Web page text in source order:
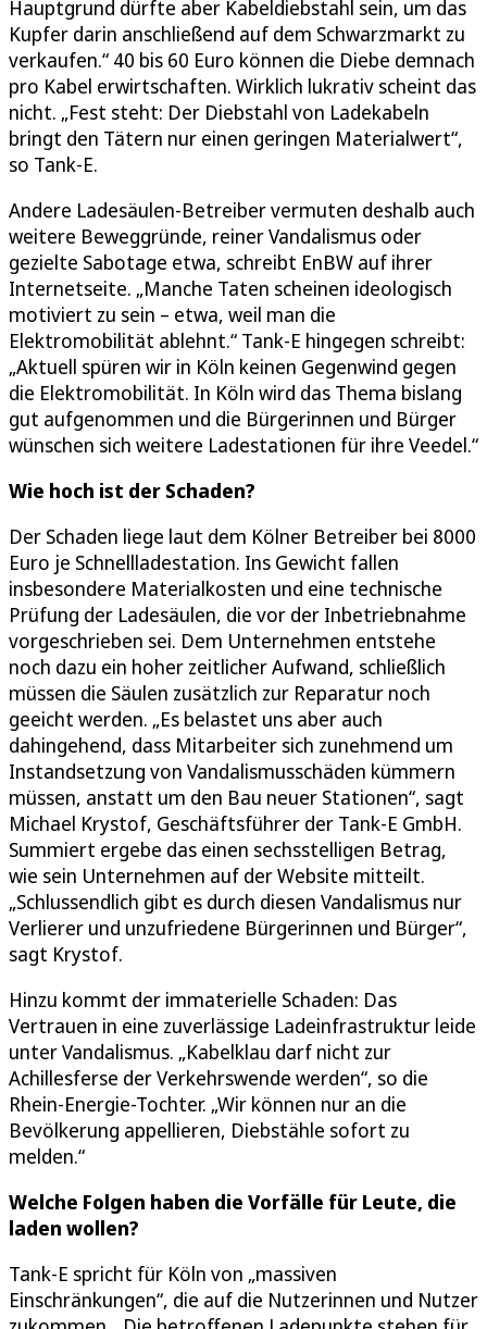
Hauptgrund dürfte aber Kabeldiebstahl sein, um das
Kupfer darin anschließend auf dem Schwarzmarkt zu
verkaufen.“ 40 bis 60 Euro können die Diebe demnach
pro Kabel erwirtschaften. Wirklich lukrativ scheint das
nicht. „Fest steht: Der Diebstahl von Ladekabeln
bringt den Tätern nur einen geringen Materialwert“,
so Tank-E.
Andere Ladesäulen-Betreiber vermuten deshalb auch
weitere Beweggründe, reiner Vandalismus oder
gezielte Sabotage etwa, schreibt EnBW auf ihrer
Internetseite. „Manche Taten scheinen ideologisch
motiviert zu sein – etwa, weil man die
Elektromobilität ablehnt.“ Tank-E hingegen schreibt:
„Aktuell spüren wir in Köln keinen Gegenwind gegen
die Elektromobilität. In Köln wird das Thema bislang
gut aufgenommen und die Bürgerinnen und Bürger
wünschen sich weitere Ladestationen für ihre Veedel.“
Wie hoch ist der Schaden?
Der Schaden liege laut dem Kölner Betreiber bei 8000
Euro je Schnellladestation. Ins Gewicht fallen
insbesondere Materialkosten und eine technische
Prüfung der Ladesäulen, die vor der Inbetriebnahme
vorgeschrieben sei. Dem Unternehmen entstehe
noch dazu ein hoher zeitlicher Aufwand, schließlich
müssen die Säulen zusätzlich zur Reparatur noch
geeicht werden. „Es belastet uns aber auch
dahingehend, dass Mitarbeiter sich zunehmend um
Instandsetzung von Vandalismusschäden kümmern
müssen, anstatt um den Bau neuer Stationen“, sagt
Michael Krystof, Geschäftsführer der Tank-E GmbH.
Summiert ergebe das einen sechsstelligen Betrag,
wie sein Unternehmen auf der Website mitteilt.
„Schlussendlich gibt es durch diesen Vandalismus nur
Verlierer und unzufriedene Bürgerinnen und Bürger“,
sagt Krystof.
Hinzu kommt der immaterielle Schaden: Das
Vertrauen in eine zuverlässige Ladeinfrastruktur leide
unter Vandalismus. „Kabelklau darf nicht zur
Achillesferse der Verkehrswende werden“, so die
Rhein-Energie-Tochter. „Wir können nur an die
Bevölkerung appellieren, Diebstähle sofort zu
melden.“
Welche Folgen haben die Vorfälle für Leute, die
laden wollen?
Tank-E spricht für Köln von „massiven
Einschränkungen“, die auf die Nutzerinnen und Nutzer